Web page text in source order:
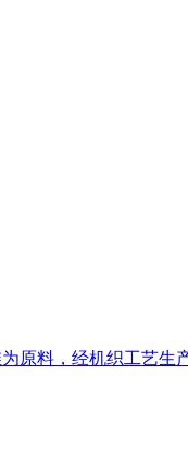
原料，经机织工艺生